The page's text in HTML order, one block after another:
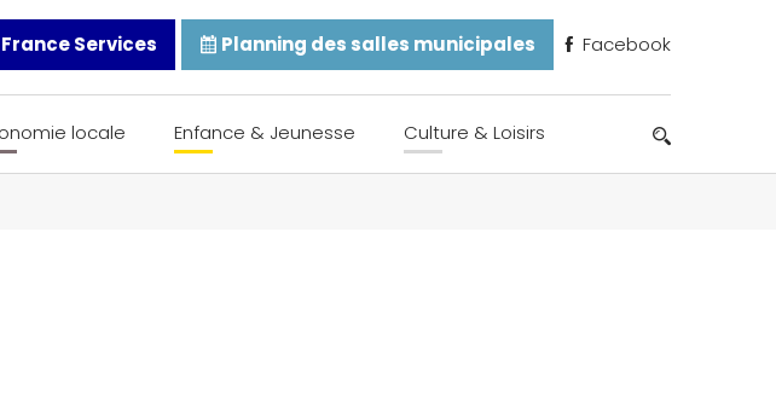
France Services Planning des salles municipales Facebook
locale Enfance & Jeunesse Culture & Loisirs